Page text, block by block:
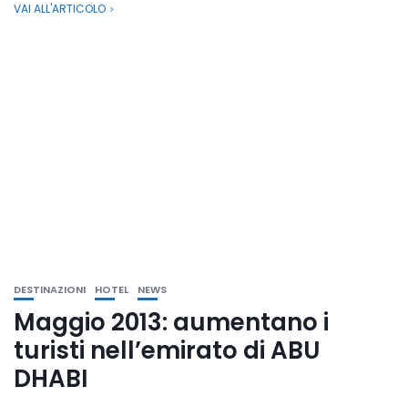
VAI ALL'ARTICOLO
DESTINAZIONI HOTEL NEWS
Maggio 2013: aumentano i
turisti nell’emirato di ABU
DHABI